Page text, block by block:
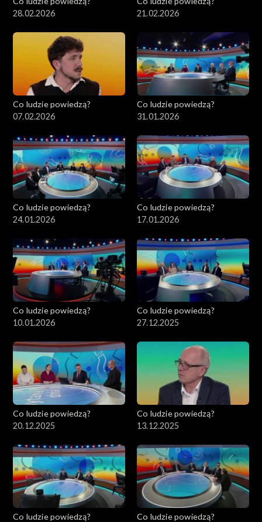
28.02.2026
21.02.2026
Co ludzie powiedzą?
07.02.2026
Co ludzie powiedzą?
31.01.2026
Co ludzie powiedzą?
24.01.2026
Co ludzie powiedzą?
17.01.2026
Co ludzie powiedzą?
10.01.2026
Co ludzie powiedzą?
27.12.2025
Co ludzie powiedzą?
20.12.2025
Co ludzie powiedzą?
13.12.2025
Co ludzie powiedzą?
Co ludzie powiedzą?